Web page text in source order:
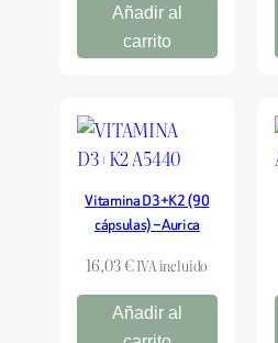
Añadir al
carrito
Vitamina D3+K2 (90
cápsulas) – Aurica
16,03€ IVA incluido
Añadir al